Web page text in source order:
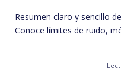
Resumen claro y sencillo
Conoce límites de ruido,